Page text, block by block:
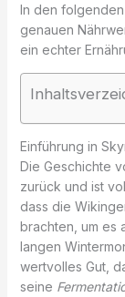
In den
genauen
ein echter
Einführung in
Die Geschichte
zurück und ist
dass die
brachten, um es
langen
wertvolles Gut,
seine